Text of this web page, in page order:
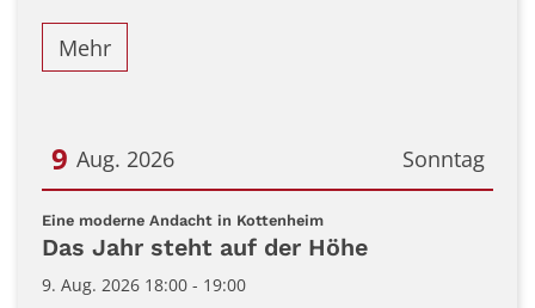
Mehr
Sonntag
9 Aug. 2026
Datum: 9. August 2026
Eine moderne Andacht in Kottenheim:
Das Jahr steht auf der Höhe
9. Aug. 2026 18:00 - 19:00